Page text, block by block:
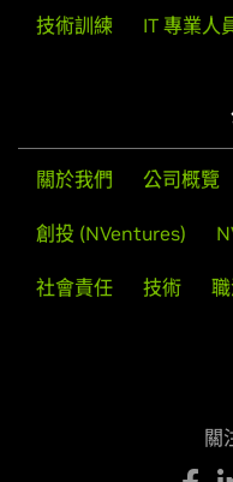
技術訓練 IT 專業人
關於我們 公司概覽
創投 (NVentures)
社會責任 技術
關